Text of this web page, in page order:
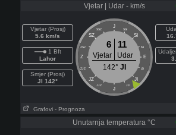
Vjetar | Udar - km/s
Vjetar (Prosj)
5.6 km/s
1 Bft
Lahor
Smjer (Prosj)
JI 142°
J
SSZ SSI
SZ SI
ZSZ ISI
Z E
ZJZ IJI
JZ JI
JJZ JJI
J
6 11
Vjetar
Udar
142° JI
Grafovi - Prognoza
Unutarnja temperatura °C